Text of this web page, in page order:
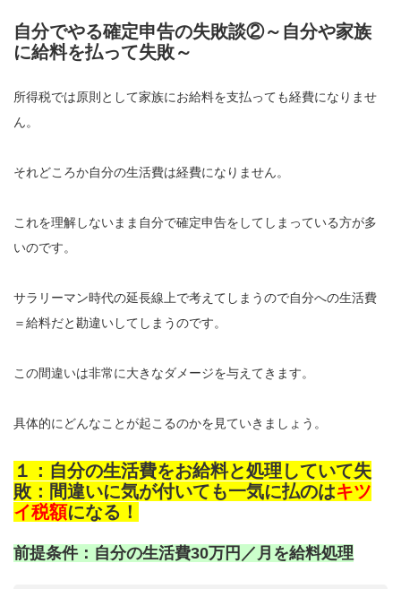
自分でやる確定申告の失敗談②～自分や家族
に給料を払って失敗～
所得税では原則として家族にお給料を支払っても経費になりませ
ん。
それどころか自分の生活費は経費になりません。
これを理解しないまま自分で確定申告をしてしまっている方が多
いのです。
サラリーマン時代の延長線上で考えてしまうので自分への生活費
＝給料だと勘違いしてしまうのです。
この間違いは非常に大きなダメージを与えてきます。
具体的にどんなことが起こるのかを見ていきましょう。
１：自分の生活費をお給料と処理していて失
敗：間違いに気が付いても一気に払のはキツ
イ税額になる！
前提条件：自分の生活費30万円／月を給料処理